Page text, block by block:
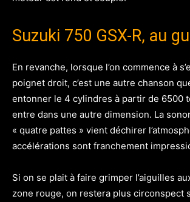
Suzuki 750 GSX-R, au
En revanche, lorsque l’on commence à
poignet droit, c’est une autre chanson
entonner le 4 cylindres à partir de 6500
entre dans une autre dimension. La
« quatre pattes » vient déchirer
accélérations sont franchement
Si on se plait à faire grimper l’aiguilles
zone rouge, on restera plus circonspect